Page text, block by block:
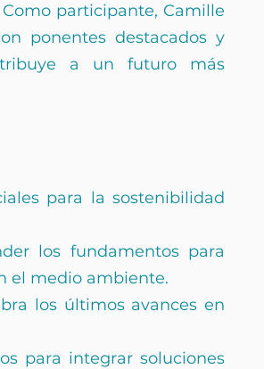
participante, Camille
ponentes destacados y
a un futuro más
para la sostenibilidad
los fundamentos para
el medio ambiente.
los últimos avances en
para integrar soluciones